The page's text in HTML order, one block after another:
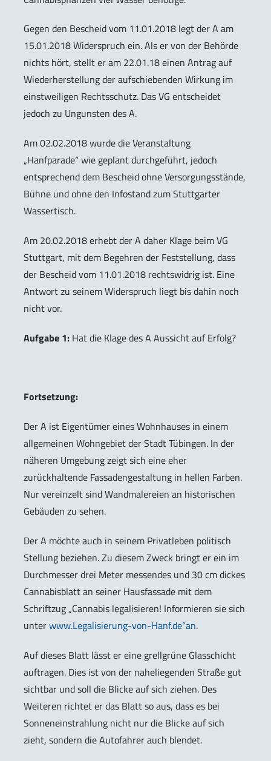
Gegen den Bescheid vom 11.01.2018 legt der A am
15.01.2018 Widerspruch ein. Als er von der Behörde
nichts hört, stellt er am 22.01.18 einen Antrag auf
Wiederherstellung der aufschiebenden Wirkung im
einstweiligen Rechtsschutz. Das VG entscheidet
jedoch zu Ungunsten des A.
Am 02.02.2018 wurde die Veranstaltung
„Hanfparade“ wie geplant durchgeführt, jedoch
entsprechend dem Bescheid ohne Versorgungsstände,
Bühne und ohne den Infostand zum Stuttgarter
Wassertisch.
Am 20.02.2018 erhebt der A daher Klage beim VG
Stuttgart, mit dem Begehren der Feststellung, dass
der Bescheid vom 11.01.2018 rechtswidrig ist. Eine
Antwort zu seinem Widerspruch liegt bis dahin noch
nicht vor.
Aufgabe 1: Hat die Klage des A Aussicht auf Erfolg?
Fortsetzung:
Der A ist Eigentümer eines Wohnhauses in einem
allgemeinen Wohngebiet der Stadt Tübingen. In der
näheren Umgebung zeigt sich eine eher
zurückhaltende Fassadengestaltung in hellen Farben.
Nur vereinzelt sind Wandmalereien an historischen
Gebäuden zu sehen.
Der A möchte auch in seinem Privatleben politisch
Stellung beziehen. Zu diesem Zweck bringt er ein im
Durchmesser drei Meter messendes und 30 cm dickes
Cannabisblatt an seiner Hausfassade mit dem
Schriftzug „Cannabis legalisieren! Informieren sie sich
unterwww.Legalisierung-von-Hanf.de“an.
Auf dieses Blatt lässt er eine grellgrüne Glasschicht
auftragen. Dies ist von der naheliegenden Straße gut
sichtbar und soll die Blicke auf sich ziehen. Des
Weiteren richtet er das Blatt so aus, dass es bei
Sonneneinstrahlung nicht nur die Blicke auf sich
zieht, sondern die Autofahrer auch blendet.